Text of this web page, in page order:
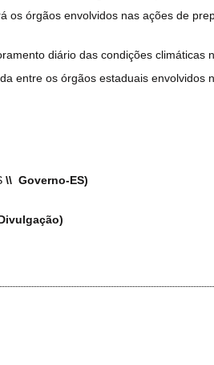
os órgãos envolvidos nas ações de
diário das condições
entre os órgãos estaduais
\\ Governo-ES)